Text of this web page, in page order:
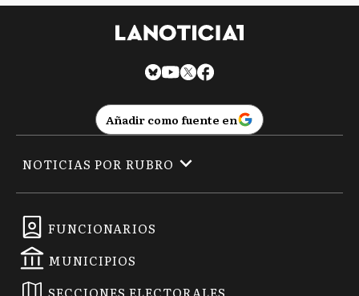
Vicente López
A Arrecifes
B Baradero
Añadir como fuente en
FUNCIONARIOS
MUNICIPIOS
NOTICIAS POR RUBRO